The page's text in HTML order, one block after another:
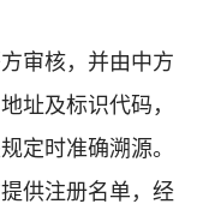
审核，并由中方
址及标识代码，
定时准确溯源。
供注册名单，经